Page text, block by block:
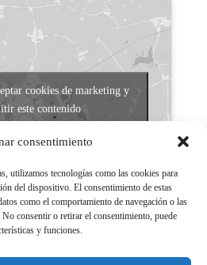
consentimiento
utilizamos tecnologías como las cookies para
del dispositivo. El consentimiento de estas
como el comportamiento de navegación o las
consentir o retirar el consentimiento, puede
y funciones.
cookies de marketing y
este contenido